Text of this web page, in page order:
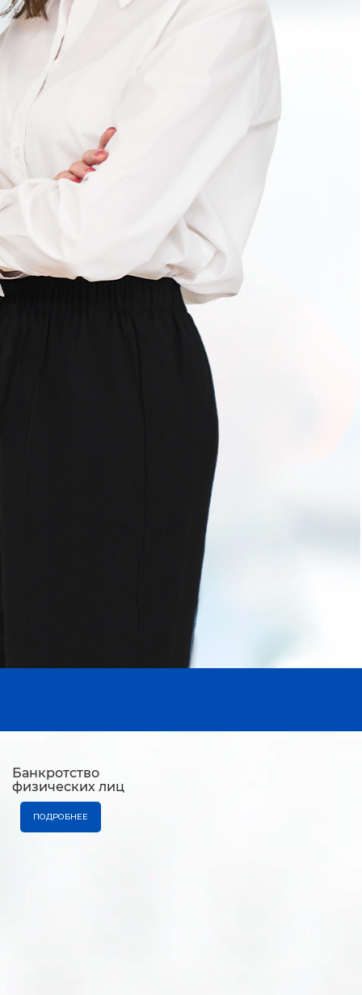
Банкротство
физических лиц
ПОДРОБНЕЕ